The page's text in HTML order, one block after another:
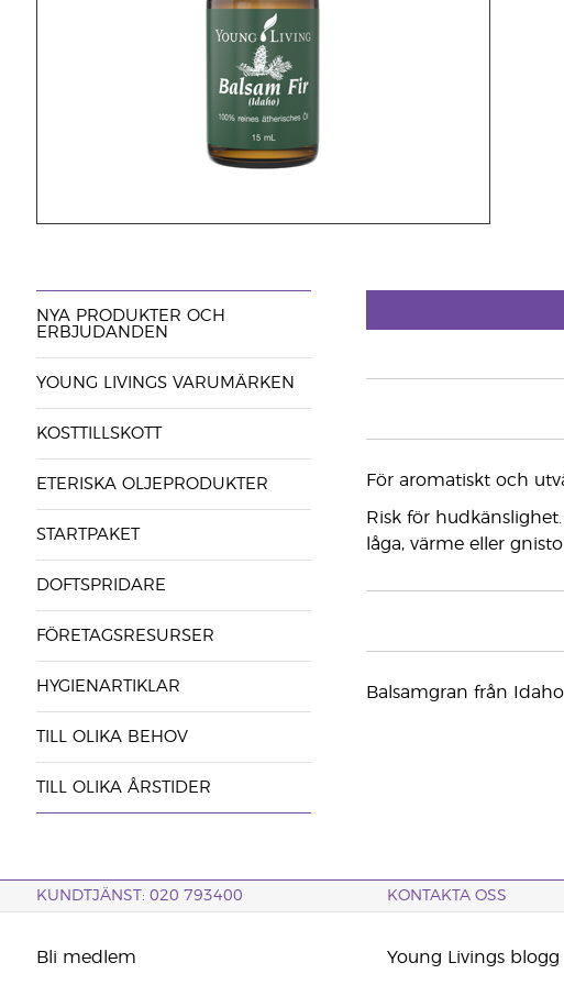
NYA PRODUKTER OCH
ERBJUDANDEN
YOUNG LIVINGS VARUMÄRKEN
KOSTTILLSKOTT
ETERISKA OLJEPRODUKTER
STARTPAKET
DOFTSPRIDARE
FÖRETAGSRESURSER
HYGIENARTIKLAR
TILL OLIKA BEHOV
TILL OLIKA ÅRSTIDER
För aromatiskt och
Risk för
låga, värme eller
Balsamgran från Idaho
KUNDTJÄNST: 020 793400 KONTAKTA OSS
Bli medlem Young Livings blogg